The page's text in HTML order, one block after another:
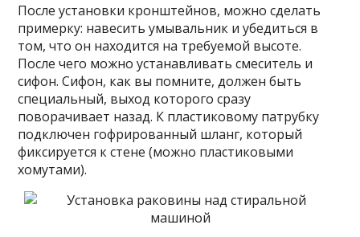
После установки кронштейнов, можно сделать
примерку: навесить умывальник и убедиться в
том, что он находится на требуемой высоте.
После чего можно устанавливать смеситель и
сифон. Сифон, как вы помните, должен быть
специальный, выход которого сразу
поворачивает назад. К пластиковому патрубку
подключен гофрированный шланг, который
фиксируется к стене (можно пластиковыми
хомутами).